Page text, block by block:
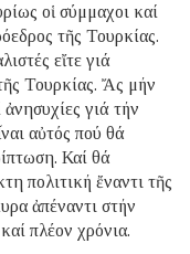
οἱ σύμμαχοι καί
τῆς Τουρκίας.
εἴτε γιά
τῆς Τουρκίας. Ἄς μήν
γιά τήν
αὐτός πού θά
Καί θά
πολιτική ἔναντι τῆς
ἀπέναντι στήν
πλέον χρόνια.